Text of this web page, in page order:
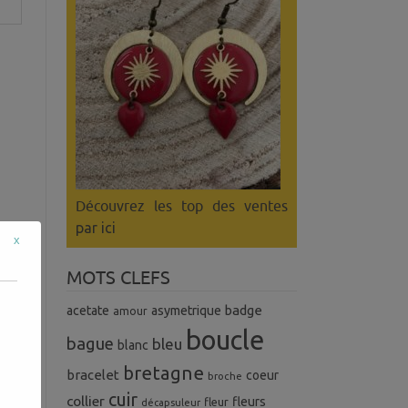
Découvrez les top des ventes
par ici
MOTS CLEFS
acetate amour asymetrique badge
bague blanc bleu boucle
bracelet bretagne broche coeur
collier cuir décapsuleur fleur fleurs
x